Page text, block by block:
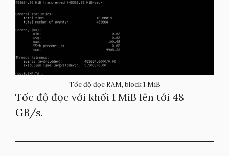
Tốc độ đọc RAM, block 1 MiB
Tốc độ đọc với khối 1 MiB lên tới 48
GB/s.